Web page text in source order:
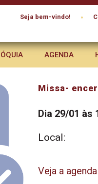
Seja bem-vindo! •
AGENDA
Missa-
Dia 29/01 às
Local:
Veja a